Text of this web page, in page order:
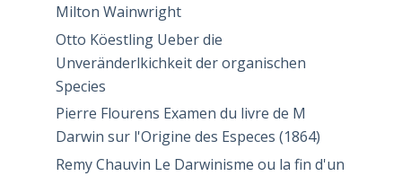
Milton Wainwright
Otto Köestling Ueber die
Unveränderlkichkeit der organischen
Species
Pierre Flourens Examen du livre de M
Darwin sur l'Origine des Especes (1864)
Remy Chauvin Le Darwinisme ou la fin d'un